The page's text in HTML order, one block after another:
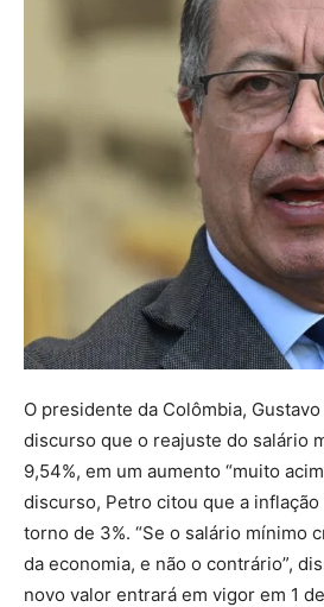
O presidente da Colômbia,
discurso que o reajuste do salário
9,54%, em um aumento “muito
discurso, Petro citou que a inflação
torno de 3%. “Se o salário mínimo
da economia, e não o contrário”,
novo valor entrará em vigor em 1